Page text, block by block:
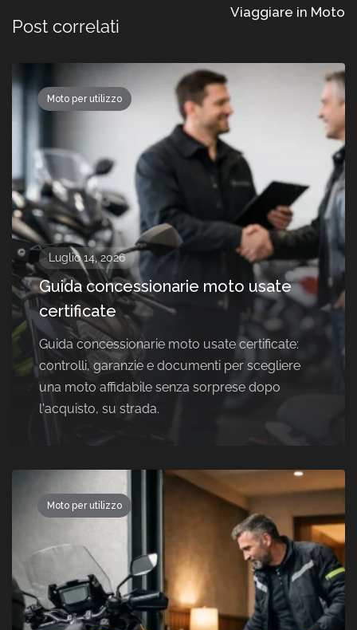
Viaggiare in Moto
Post correlati
Moto per utilizzo
Luglio 14, 2026
Guida concessionarie moto usate
certificate
Guida concessionarie moto usate certificate:
controlli, garanzie e documenti per scegliere
una moto affidabile senza sorprese dopo
l'acquisto, su strada.
Moto per utilizzo